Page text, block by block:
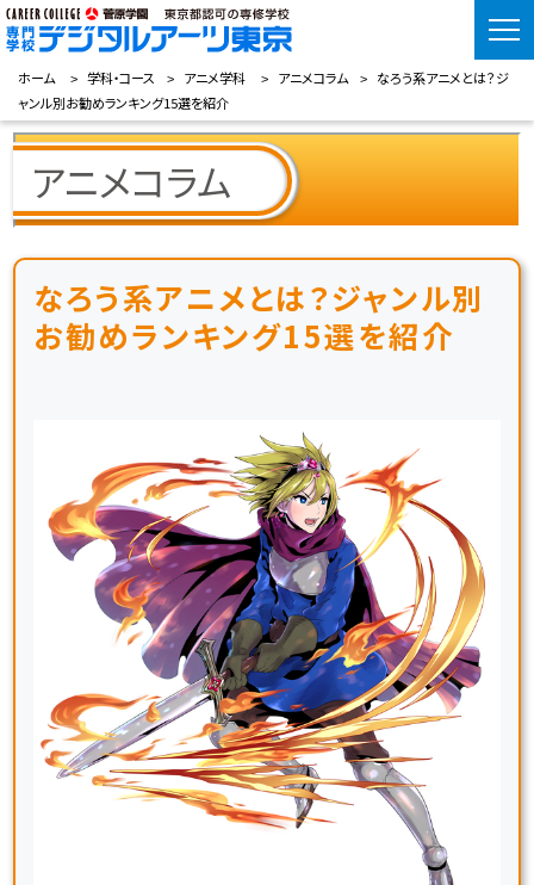
ホーム 学科・コース アニメ学科 アニメコラム
なろう系アニメとは？ジ
ャンル別お勧めランキング15選を紹介
アニメコラム
なろう系アニメとは？ジャンル別
お勧めランキング15選を紹介